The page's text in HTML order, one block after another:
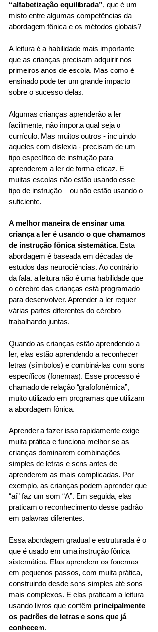
“alfabetização equilibrada”, que é um
misto entre algumas competências da
abordagem fônica e os métodos globais?
A leitura é a habilidade mais importante
que as crianças precisam adquirir nos
primeiros anos de escola. Mas como é
ensinado pode ter um grande impacto
sobre o sucesso delas.
Algumas crianças aprenderão a ler
facilmente, não importa qual seja o
currículo. Mas muitos outros - incluindo
aqueles com dislexia - precisam de um
tipo específico de instrução para
aprenderem a ler de forma eficaz. E
muitas escolas não estão usando esse
tipo de instrução – ou não estão usando o
suficiente.
A melhor maneira de ensinar uma
criança a ler é usando o que chamamos
de instrução fônica sistemática. Esta
abordagem é baseada em décadas de
estudos das neurociências. Ao contrário
da fala, a leitura não é uma habilidade que
o cérebro das crianças está programado
para desenvolver. Aprender a ler requer
várias partes diferentes do cérebro
trabalhando juntas.
Quando as crianças estão aprendendo a
ler, elas estão aprendendo a reconhecer
letras (símbolos) e combiná-las com sons
específicos (fonemas). Esse processo é
chamado de relação “grafofonêmica”,
muito utilizado em programas que utilizam
a abordagem fônica.
Aprender a fazer isso rapidamente exige
muita prática e funciona melhor se as
crianças dominarem combinações
simples de letras e sons antes de
aprenderem as mais complicadas. Por
exemplo, as crianças podem aprender que
“aí” faz um som “A”. Em seguida, elas
praticam o reconhecimento desse padrão
em palavras diferentes.
Essa abordagem gradual e estruturada é o
que é usado em uma instrução fônica
sistemática. Elas aprendem os fonemas
em pequenos passos, com muita prática,
construindo desde sons simples até sons
mais complexos. E elas praticam a leitura
usando livros que contêm principalmente
os padrões de letras e sons que já
conhecem.